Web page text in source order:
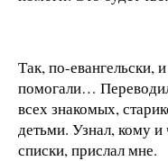
Так, по-евангельски,
помогали…
всех знакомых,
детьми. Узнал, кому
списки, прислал мне.